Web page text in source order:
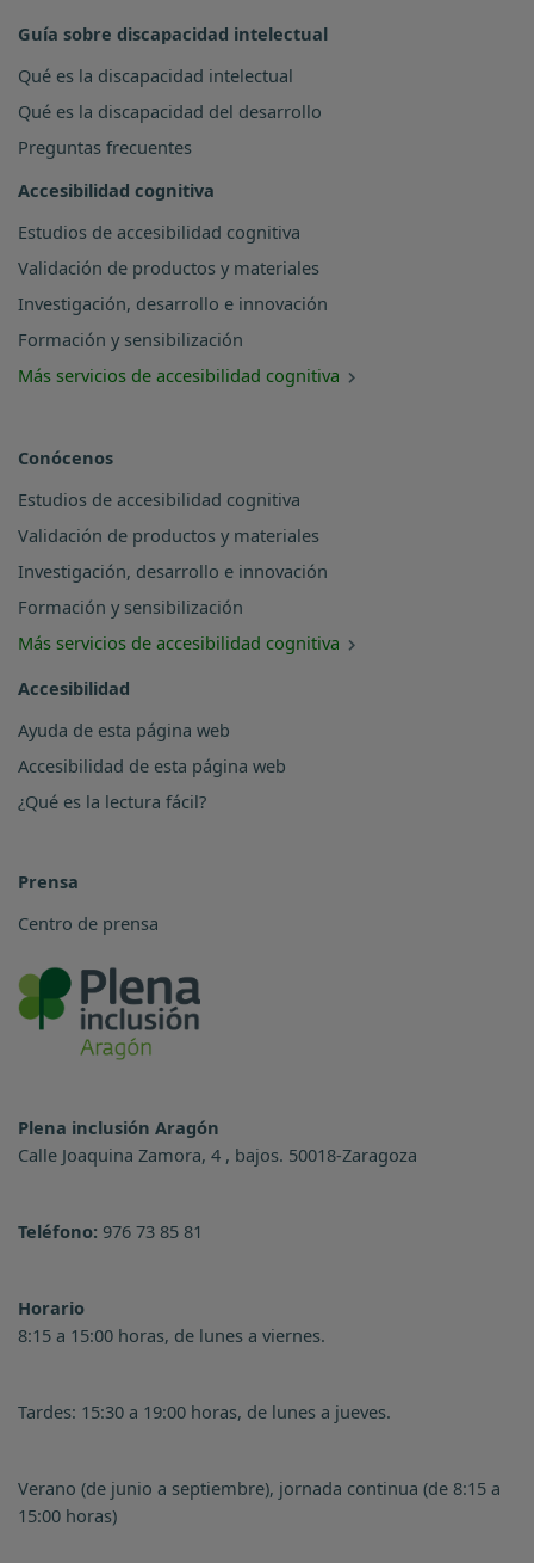
Guía sobre discapacidad intelectual
Qué es la discapacidad intelectual
Qué es la discapacidad del desarrollo
Preguntas frecuentes
Accesibilidad cognitiva
Estudios de accesibilidad cognitiva
Validación de productos y materiales
Investigación, desarrollo e innovación
Formación y sensibilización
Más servicios de accesibilidad cognitiva
Conócenos
Estudios de accesibilidad cognitiva
Validación de productos y materiales
Investigación, desarrollo e innovación
Formación y sensibilización
Más servicios de accesibilidad cognitiva
Accesibilidad
Ayuda de esta página web
Accesibilidad de esta página web
¿Qué es la lectura fácil?
Prensa
Centro de prensa
Plena inclusión Aragón
Calle Joaquina Zamora, 4 , bajos. 50018-Zaragoza
Teléfono: 976 73 85 81
Horario
8:15 a 15:00 horas, de lunes a viernes.
Tardes: 15:30 a 19:00 horas, de lunes a jueves.
Verano (de junio a septiembre), jornada continua (de 8:15 a
15:00 horas)